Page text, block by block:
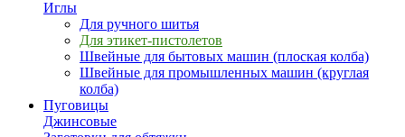
Иглы
Для ручного шитья
Для этикет-пистолетов
Швейные для бытовых машин (плоская колба)
Швейные для промышленных машин (круглая
колба)
Пуговицы
Джинсовые